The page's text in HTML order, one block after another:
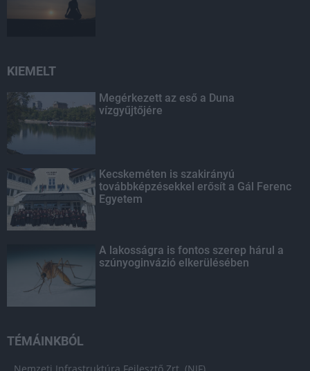
KIEMELT
Megérkezett az eső a Duna
vízgyűjtőjére
Kecskeméten is szakirányú
továbbképzésekkel erősít a Gál Ferenc
Egyetem
A lakosságra is fontos szerep hárul a
szúnyoginvázió elkerülésében
TÉMÁINKBÓL